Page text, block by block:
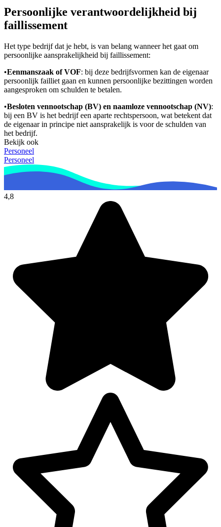
Persoonlijke verantwoordelijkheid bij
faillissement
Het type bedrijf dat je hebt, is van belang wanneer het gaat om
persoonlijke aansprakelijkheid bij faillissement:
•Eenmanszaak of VOF: bij deze bedrijfsvormen kan de eigenaar
persoonlijk failliet gaan en kunnen persoonlijke bezittingen worden
aangesproken om schulden te betalen.
•Besloten vennootschap (BV) en naamloze vennootschap (NV):
bij een BV is het bedrijf een aparte rechtspersoon, wat betekent dat
de eigenaar in principe niet aansprakelijk is voor de schulden van
het bedrijf.
Bekijk ook
Personeel
Personeel
4,8